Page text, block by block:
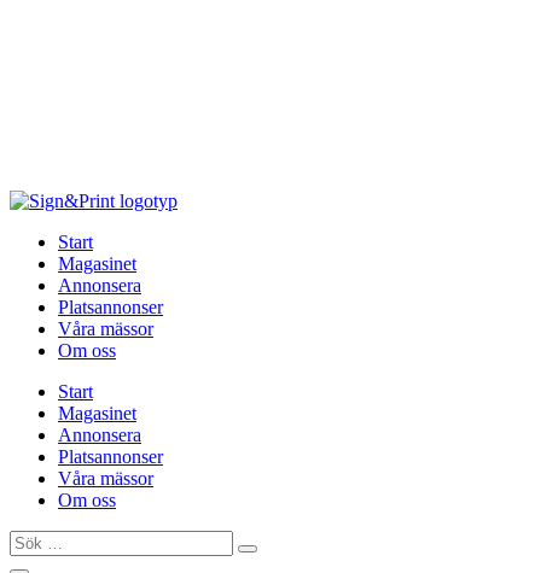
Start
Magasinet
Annonsera
Platsannonser
Våra mässor
Om oss
Start
Magasinet
Annonsera
Platsannonser
Våra mässor
Om oss
Sök
…